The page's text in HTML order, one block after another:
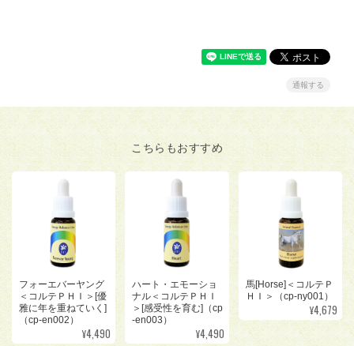
通報する
こちらもおすすめ
フォーエバーヤング
＜コルテＰＨＩ＞[優
雅に年を重ねていく]
（cp-en002）
¥4,490
ハート・エモーショ
ナル＜コルテＰＨＩ
＞[感受性を育む]（cp
-en003）
¥4,490
馬[Horse]＜コルテＰ
ＨＩ＞（cp-ny001）
¥4,679